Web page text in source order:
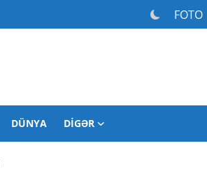
FOTO
DÜNYA DIGƏR